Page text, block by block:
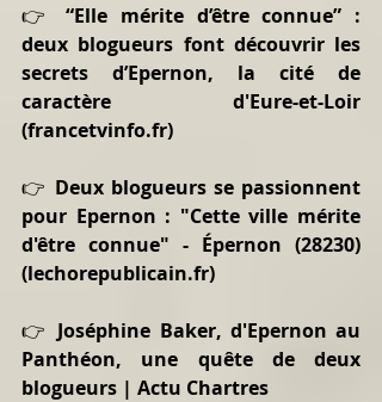
👉 “Elle mérite d’être connue” :
deux blogueurs font découvrir les
secrets d’Epernon, la cité de
caractère d'Eure-et-Loir
(francetvinfo.fr)
👉 Deux blogueurs se passionnent
pour Epernon : "Cette ville mérite
d'être connue" - Épernon (28230)
(lechorepublicain.fr)
👉 Joséphine Baker, d'Epernon au
Panthéon, une quête de deux
blogueurs | Actu Chartres